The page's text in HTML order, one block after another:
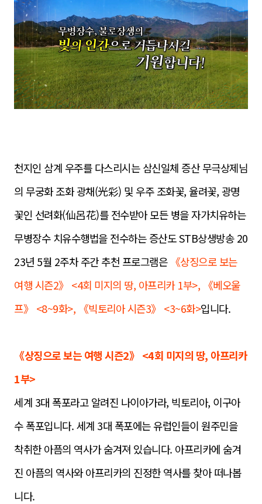
천지인 삼계 우주를 다스리시는 삼신일체 증산 무극상제님
의 무궁화 조화 광채(光彩) 및 우주 조화꽃, 율려꽃, 광명
꽃인 선려화(仙呂花)를 전수받아 모든 병을 자가치유하는
무병장수 치유수행법을 전수하는 증산도 STB상생방송 20
23년 5월 2주차 주간 추천 프로그램은《상징으로 보는
여행 시즌2》 <4회 미지의 땅, 아프리카 1부>, 《베오울
프》 <8~9화>, 《빅토리아 시즌3》 <3~6화>입니다.
《상징으로 보는 여행 시즌2》 <4회 미지의 땅, 아프리카
1부>
세계 3대 폭포라고 알려진 나이아가라, 빅토리아, 이구아
수 폭포입니다. 세계 3대 폭포에는 유럽인들이 원주민을
착취한 아픔의 역사가 숨겨져 있습니다. 아프리카에 숨겨
진 아픔의 역사와 아프리카의 진정한 역사를 찾아 떠나봅
니다.